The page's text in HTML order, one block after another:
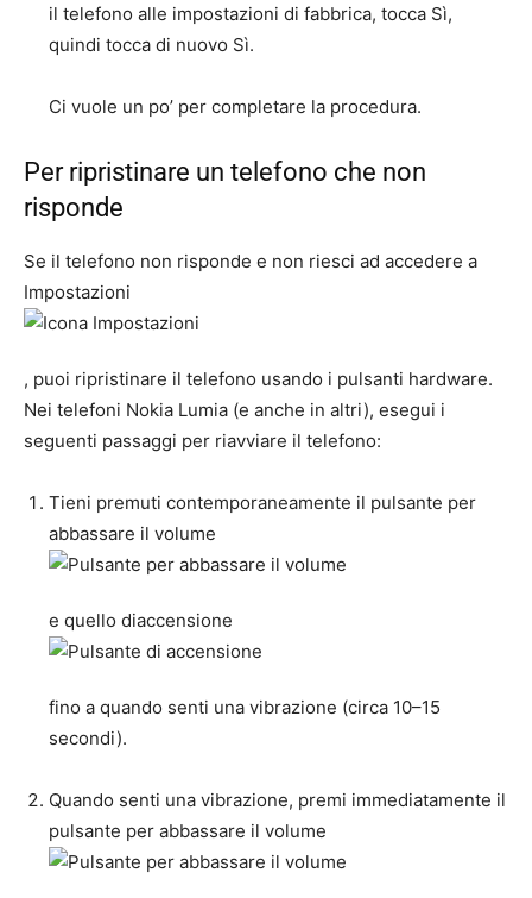
il telefono alle impostazioni di fabbrica, tocca Sì,
quindi tocca di nuovo Sì.
Ci vuole un po’ per completare la procedura.
Per ripristinare un telefono che non
risponde
Se il telefono non risponde e non riesci ad accedere a
Impostazioni
, puoi ripristinare il telefono usando i pulsanti hardware.
Nei telefoni Nokia Lumia (e anche in altri), esegui i
seguenti passaggi per riavviare il telefono:
Tieni premuti contemporaneamente il pulsante per
abbassare il volume
e quello diaccensione
fino a quando senti una vibrazione (circa 10–15
secondi).
Quando senti una vibrazione, premi immediatamente il
pulsante per abbassare il volume